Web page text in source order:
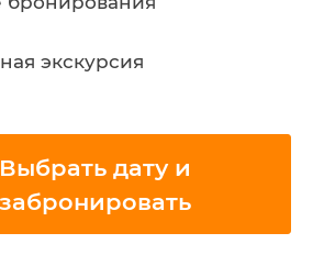
экскурсия
Выбрать дату и
забронировать